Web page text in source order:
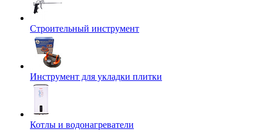
Строительный инструмент
Инструмент для укладки плитки
Котлы и водонагреватели